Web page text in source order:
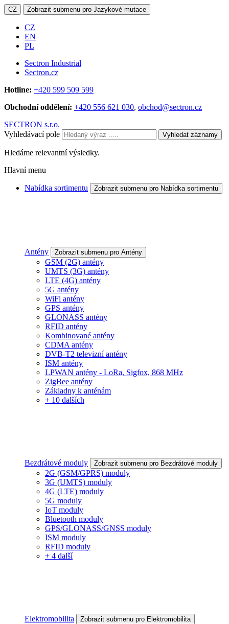
CZ Zobrazit submenu pro Jazykové mutace
CZ
EN
PL
Sectron Industrial
Sectron.cz
Hotline: +420 599 509 599
Obchodní oddělení: +420 556 621 030, obchod@sectron.cz
SECTRON s.r.o.
Vyhledávací pole
Vyhledat záznamy
Hledáme relevantní výsledky.
Hlavní menu
Nabídka sortimentu Zobrazit submenu pro Nabídka sortimentu
Antény Zobrazit submenu pro Antény
GSM (2G) antény
UMTS (3G) antény
LTE (4G) antény
5G antény
WiFi antény
GPS antény
GLONASS antény
RFID antény
Kombinované antény
CDMA antény
DVB-T2 televizní antény
ISM antény
LPWAN antény - LoRa, Sigfox, 868 MHz
ZigBee antény
Základny k anténám
+ 10 dalších
Bezdrátové moduly Zobrazit submenu pro Bezdrátové moduly
2G (GSM/GPRS) moduly
3G (UMTS) moduly
4G (LTE) moduly
5G moduly
IoT moduly
Bluetooth moduly
GPS/GLONASS/GNSS moduly
ISM moduly
RFID moduly
+ 4 další
Elektromobilita Zobrazit submenu pro Elektromobilita